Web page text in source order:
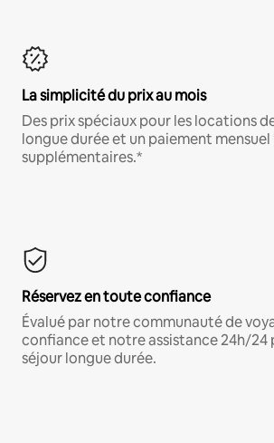
La simplicité du prix au mois
Des prix spéciaux pour les locations
longue durée et un paiement mensuel
supplémentaires.*
Réservez en toute confiance
Évalué par notre communauté de
confiance et notre assistance 24h/
séjour longue durée.